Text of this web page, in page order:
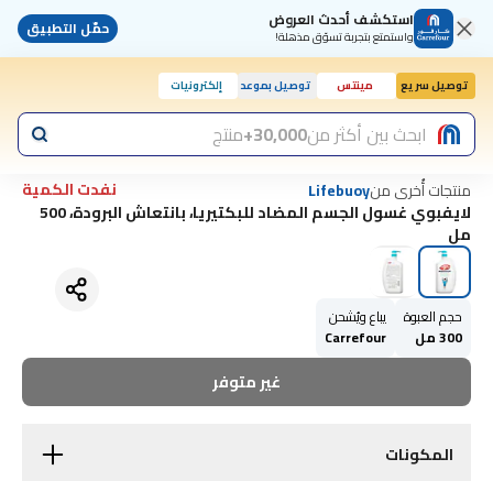
استكشف أحدث العروض
واستمتع بتجربة تسوّق مذهلة! حمّل التطبيق
توصيل سريع مينتس توصيل بموعد إلكترونيات
ابحث بين أكثر من30,000+ منتج
منتجات أُخرى منLifebuoy
نفدت الكمية
لايفبوي غسول الجسم المضاد للبكتيريا، بانتعاش البرودة، 500
مل
حجم العبوة
300 مل
يباع ويُشحن
Carrefour
غير متوفر
المكونات